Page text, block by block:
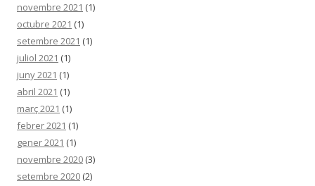
novembre 2021 (1)
octubre 2021 (1)
setembre 2021 (1)
juliol 2021 (1)
juny 2021 (1)
abril 2021 (1)
març 2021 (1)
febrer 2021 (1)
gener 2021 (1)
novembre 2020 (3)
setembre 2020 (2)